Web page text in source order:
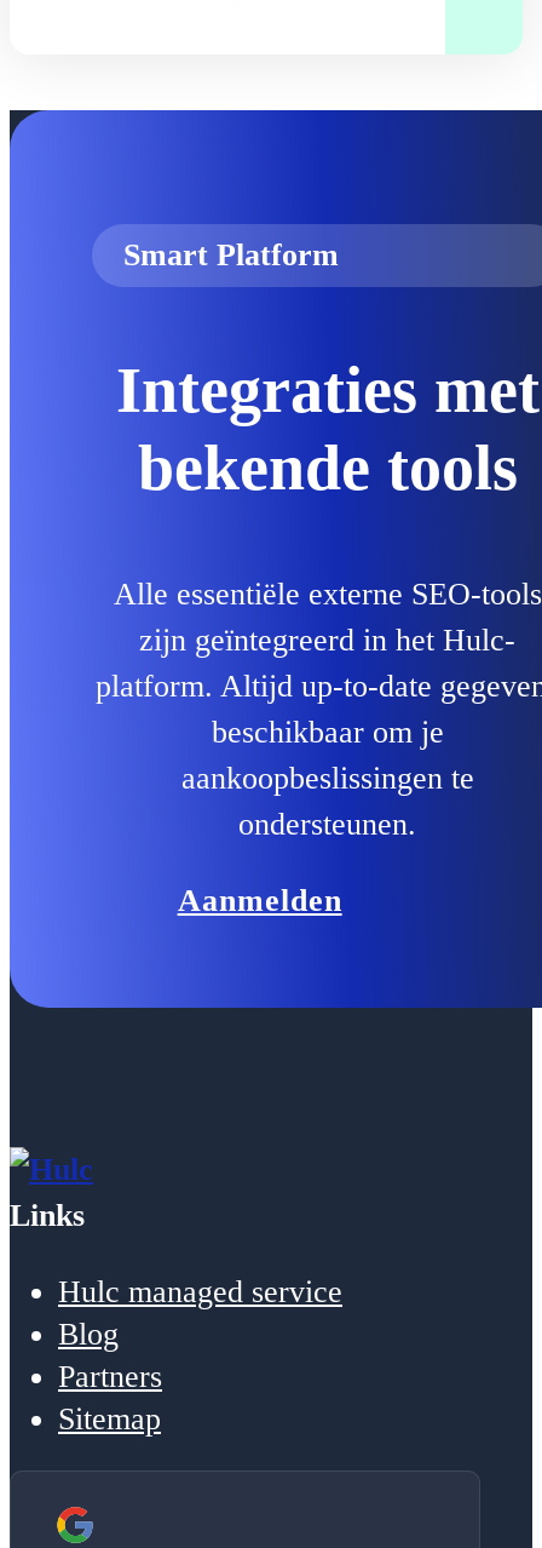
Smart Platform
Integraties met
bekende tools
Alle essentiële externe SEO-tools
zijn geïntegreerd in het Hulc-
platform. Altijd up-to-date
beschikbaar om je
aankoopbeslissingen te
ondersteunen.
Aanmelden
Links
Hulc managed service
Blog
Partners
Sitemap